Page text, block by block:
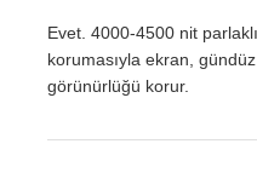
Evet. 4000-4500 nit
korumasıyla ekran, gündüz
görünürlüğü korur.